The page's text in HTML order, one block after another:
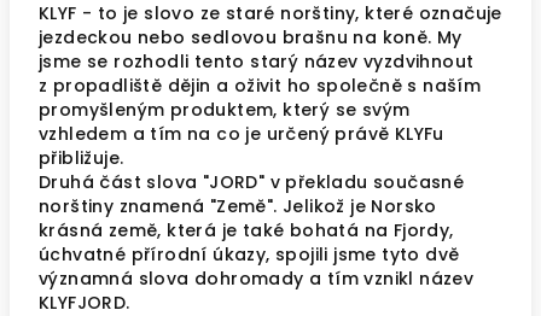
KLYF - to je slovo ze staré norštiny, které označuje
jezdeckou nebo sedlovou brašnu na koně. My
jsme se rozhodli tento starý název vyzdvihnout
z propadliště dějin a oživit ho společně s naším
promyšleným produktem, který se svým
vzhledem a tím na co je určený právě KLYFu
přibližuje.
Druhá část slova "JORD" v překladu současné
norštiny znamená "Země". Jelikož je Norsko
krásná země, která je také bohatá na Fjordy,
úchvatné přírodní úkazy, spojili jsme tyto dvě
významná slova dohromady a tím vznikl název
KLYFJORD.